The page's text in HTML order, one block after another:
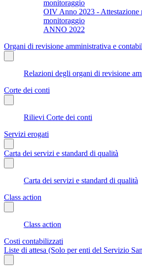
monitoraggio
OIV Anno 2023 - Attestazione
monitoraggio
ANNO 2022
Organi di revisione amministrativa e
Relazioni degli organi di revisione
Corte dei conti
Rilievi Corte dei conti
Servizi erogati
Carta dei servizi e standard di qualità
Carta dei servizi e standard di qualità
Class action
Class action
Costi contabilizzati
Liste di attesa (Solo per enti del Servizio